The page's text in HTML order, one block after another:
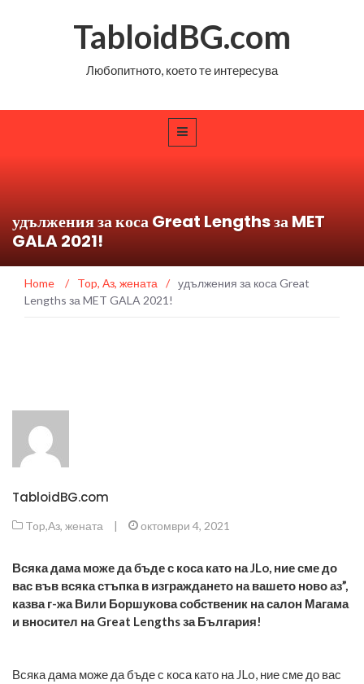
TabloidBG.com
Любопитното, което те интересува
удължения за коса Great Lengths за MET
GALA 2021!
Home / Top, Аз, жената / удължения за коса Great
Lengths за MET GALA 2021!
TabloidBG.com
Top,Аз, жената | октомври 4, 2021
Всяка дама може да бъде с коса като на JLo, ние сме до
вас във всяка стъпка в изграждането на вашето ново аз”,
казва г-жа Вили Боршукова собственик на салон Магама
и вносител на Great Lengths за България!
Всяка дама може да бъде с коса като на JLo, ние сме до вас